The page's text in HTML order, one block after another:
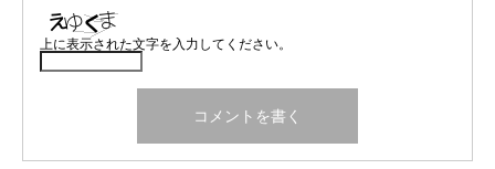
上に表示された文字を入力してください。